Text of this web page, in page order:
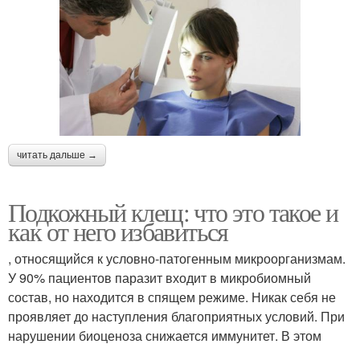
читать дальше →
Подкожный клещ: что это такое и
как от него избавиться
, относящийся к условно-патогенным микроорганизмам.
У 90% пациентов паразит входит в микробиомный
состав, но находится в спящем режиме. Никак себя не
проявляет до наступления благоприятных условий. При
нарушении биоценоза снижается иммунитет. В этом